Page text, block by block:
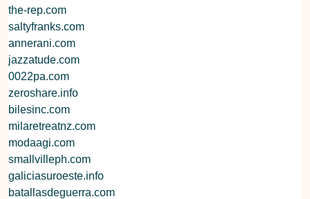
the-rep.com
saltyfranks.com
annerani.com
jazzatude.com
0022pa.com
zeroshare.info
bilesinc.com
milaretreatnz.com
modaagi.com
smallvilleph.com
galiciasuroeste.info
batallasdeguerra.com